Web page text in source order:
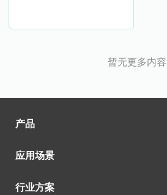
暂无更多内容
产品
应用场景
行业方案